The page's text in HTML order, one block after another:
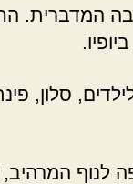
המדברית.
סלון,
המרהיב,